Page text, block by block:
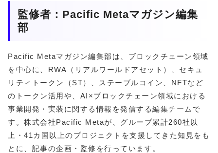
監修者：Pacific Metaマガジン編集
部
Pacific Metaマガジン編集部は、ブロックチェーン領域
を中心に、RWA（リアルワールドアセット）、セキュ
リティトークン（ST）、ステーブルコイン、NFTなど
のトークン活用や、AI×ブロックチェーン領域における
事業開発・実装に関する情報を発信する編集チームで
す。株式会社Pacific Metaが、グループ累計260社以
上・41カ国以上のプロジェクトを支援してきた知見をも
とに、記事の企画・監修を行っています。